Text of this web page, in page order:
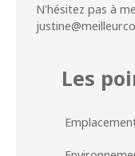
N'hésitez pas à
Les